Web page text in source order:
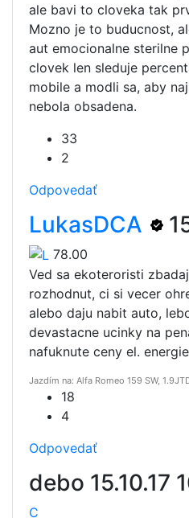
ale bavi to cloveka tak
Mozno je to buducnost,
aut emocionalne sterilne
clovek len sleduje
mobile a modli sa, aby
nebola obsadena.
33
2
Odpovedať
LukasDCA
78.00
Ved sa ekoteroristi
rozhodnut, ci si vecer
alebo daju nabit auto,
devastacne ucinky na
nafuknute ceny el. energie
Jazdím na: Alfa Romeo 159 SW,
18
4
Odpovedať
debo 15.10.17
C